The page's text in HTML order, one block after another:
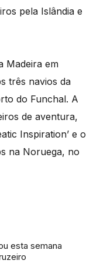
pela Islândia e
Madeira em
três navios da
do Funchal. A
de aventura,
Inspiration’ e o
na Noruega, no
esta semana